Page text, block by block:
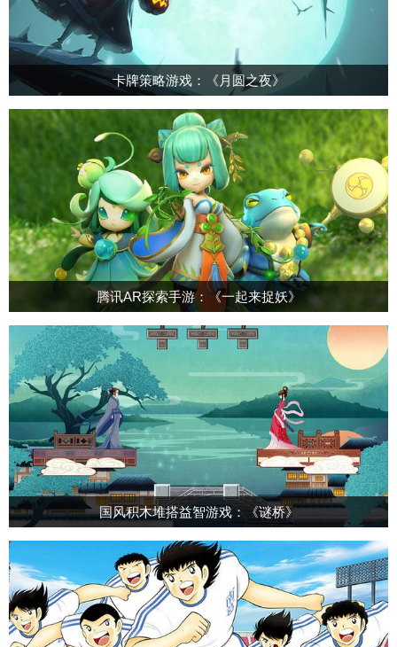
卡牌策略游戏：《月圆之夜》
腾讯AR探索手游：《一起来捉妖》
国风积木堆搭益智游戏：《谜桥》